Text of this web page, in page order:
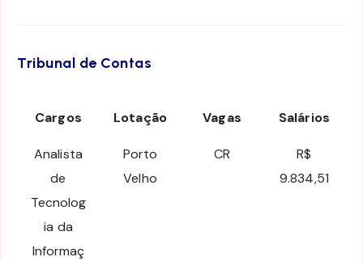
Tribunal de Contas
Cargos Lotação Vagas Salários
Analista
de
Tecnolog
ia da
Informaç
Porto
Velho
CR
R$
9.834,51